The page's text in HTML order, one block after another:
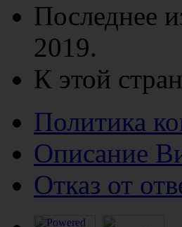
Последнее
2019.
К этой
Политика
Описание
Отказ от